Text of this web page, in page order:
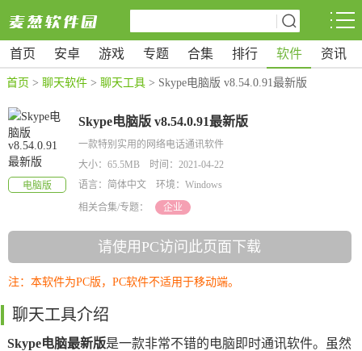
首页 安卓 游戏 专题 合集 排行 软件 资讯
首页 > 聊天软件 > 聊天工具 > Skype电脑版 v8.54.0.91最新版
电脑版
Skype电脑版 v8.54.0.91最新版
一款特别实用的网络电话通讯软件
大小：65.5MB 时间：2021-04-22
语言：简体中文 环境：Windows
相关合集/专题：
企业
请使用PC访问此页面下载
注：本软件为PC版，PC软件不适用于移动端。
聊天工具介绍
Skype电脑最新版是一款非常不错的电脑即时通讯软件。虽然